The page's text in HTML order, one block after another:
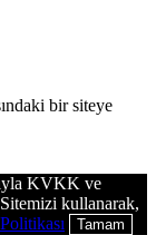
bir siteye
KVKK ve
kullanarak,
Tamam